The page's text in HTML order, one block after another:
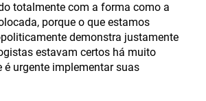
totalmente com a forma como a
porque o que estamos
demonstra justamente
estavam certos há muito
é urgente implementar suas